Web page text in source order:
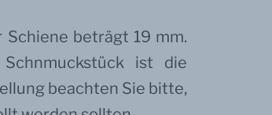
beträgt 19 mm.
ist die
beachten Sie bitte,